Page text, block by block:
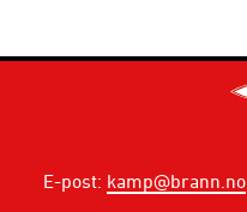
E-post: kamp@brann.no